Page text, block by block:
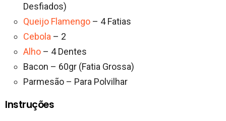
Desfiados)
Queijo Flamengo – 4 Fatias
Cebola – 2
Alho – 4 Dentes
Bacon – 60gr (Fatia Grossa)
Parmesão – Para Polvilhar
Instruções